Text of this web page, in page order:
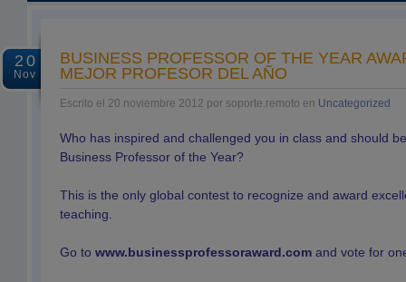
20
Nov
BUSINESS PROFESSOR OF THE YEAR
MEJOR PROFESOR DEL AÑO
Escrito el 20 noviembre 2012 por soporte.remoto en Uncategorized
Who has inspired and challenged you in class and should
Business Professor of the Year?
This is the only global contest to recognize and award
teaching.
Go to www.businessprofessoraward.com and vote for